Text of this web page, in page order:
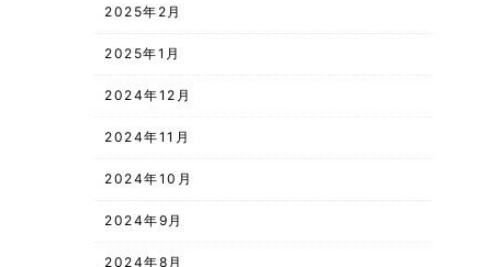
2025年2月
2025年1月
2024年12月
2024年11月
2024年10月
2024年9月
2024年8月